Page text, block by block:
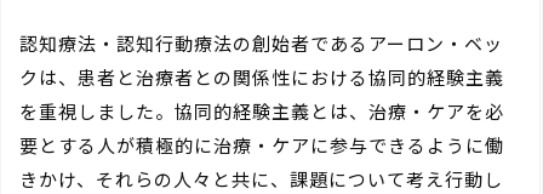
認知療法・認知行動療法の創始者であるアーロン・ベッ
クは、患者と治療者との関係性における協同的経験主義
を重視しました。協同的経験主義とは、治療・ケアを必
要とする人が積極的に治療・ケアに参与できるように働
きかけ、それらの人々と共に、課題について考え行動し